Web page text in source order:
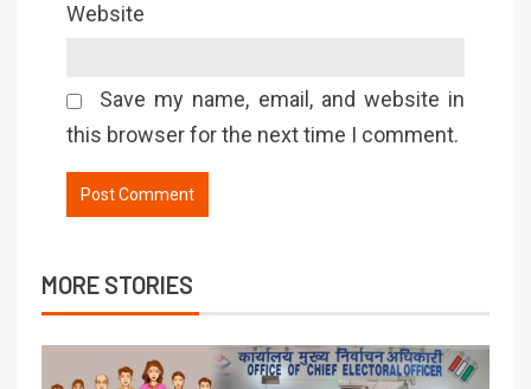
Website
Save my name, email, and website in
this browser for the next time I comment.
MORE STORIES